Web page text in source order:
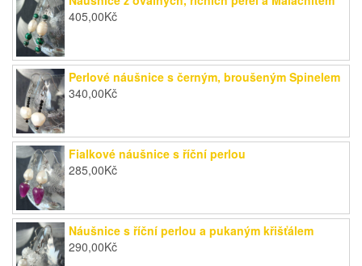
405,00Kč
Perlové náušnice s černým, broušeným Spinelem
340,00Kč
Fialkové náušnice s říční perlou
285,00Kč
Náušnice s říční perlou a pukaným křišťálem
290,00Kč